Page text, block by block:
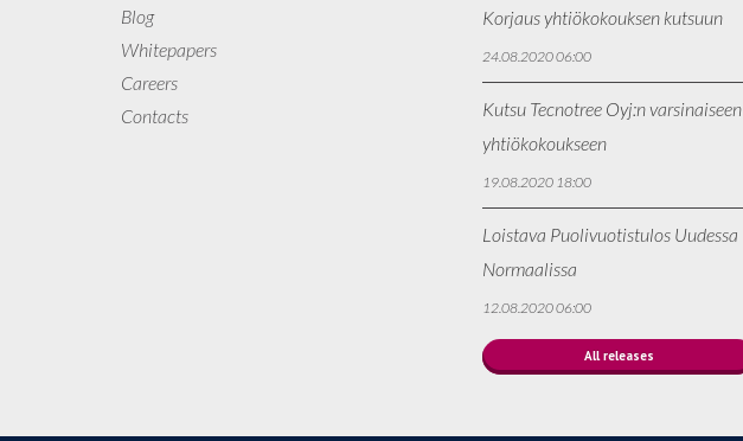
Blog
Whitepapers
Careers
Contacts
Korjaus yhtiökokouksen kutsuun
24.08.2020 06:00
Kutsu Tecnotree Oyj:n varsinaiseen
yhtiökokoukseen
19.08.2020 18:00
Loistava Puolivuotistulos Uudessa
Normaalissa
12.08.2020 06:00
All releases